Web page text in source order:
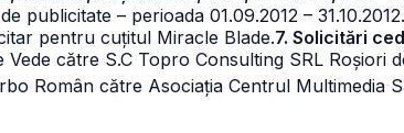
publicitate – perioada 01.09.2012 – 31.10.2012.
pentru cuțitul Miracle Blade.7. Solicitări
către S.C Topro Consulting SRL Roșiori
Român către Asociația Centrul Multimedia